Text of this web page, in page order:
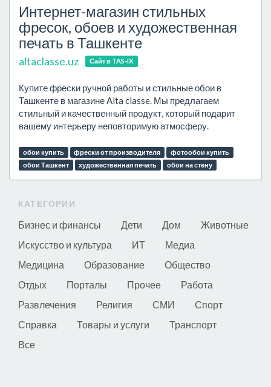
Интернет-магазин стильных
фресок, обоев и художественная
печать в Ташкенте
altaclasse.uz Сайт в TAS-IX
Купите фрески ручной работы и стильные обои в
Ташкенте в магазине Alta classe. Мы предлагаем
стильный и качественный продукт, который подарит
вашему интерьеру неповторимую атмосферу.
обои купить фрески от производителя
фотообои купить
обои Ташкент
художественная печать обои на стену
КАТЕГОРИИ
Бизнес и финансы Дети Дом
Животные
Искусство и культура
ИТ
Медиа
Медицина
Образование
Общество
Отдых
Порталы Прочее
Работа
Развлечения
Религия СМИ
Спорт
Справка
Товары и услуги
Транспорт
Все